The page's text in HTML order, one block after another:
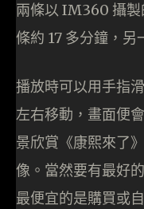
兩條以 IM360 攝製
條約 17 多分鐘，另
播放時可以用手指
左右移動，畫面便
景欣賞《康熙來了
像。當然要有最好
最便宜的是購買或